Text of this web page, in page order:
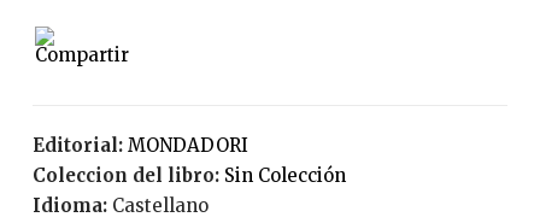
Editorial:
MONDADORI
Coleccion del libro:
Sin Colección
Idioma:
Castellano